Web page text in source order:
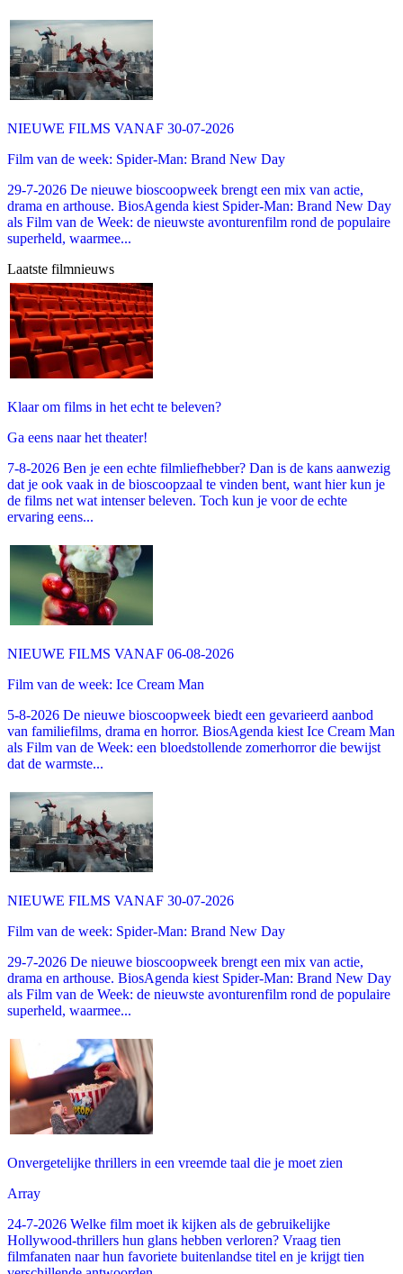
NIEUWE FILMS VANAF 30-07-2026
Film van de week: Spider-Man: Brand New Day
29-7-2026 De nieuwe bioscoopweek brengt een mix van actie,
drama en arthouse. BiosAgenda kiest Spider-Man: Brand New Day
als Film van de Week: de nieuwste avonturenfilm rond de populaire
superheld, waarmee...
Laatste filmnieuws
Klaar om films in het echt te beleven?
Ga eens naar het theater!
7-8-2026 Ben je een echte filmliefhebber? Dan is de kans aanwezig
dat je ook vaak in de bioscoopzaal te vinden bent, want hier kun je
de films net wat intenser beleven. Toch kun je voor de echte
ervaring eens...
NIEUWE FILMS VANAF 06-08-2026
Film van de week: Ice Cream Man
5-8-2026 De nieuwe bioscoopweek biedt een gevarieerd aanbod
van familiefilms, drama en horror. BiosAgenda kiest Ice Cream Man
als Film van de Week: een bloedstollende zomerhorror die bewijst
dat de warmste...
NIEUWE FILMS VANAF 30-07-2026
Film van de week: Spider-Man: Brand New Day
29-7-2026 De nieuwe bioscoopweek brengt een mix van actie,
drama en arthouse. BiosAgenda kiest Spider-Man: Brand New Day
als Film van de Week: de nieuwste avonturenfilm rond de populaire
superheld, waarmee...
Onvergetelijke thrillers in een vreemde taal die je moet zien
Array
24-7-2026 Welke film moet ik kijken als de gebruikelijke
Hollywood-thrillers hun glans hebben verloren? Vraag tien
filmfanaten naar hun favoriete buitenlandse titel en je krijgt tien